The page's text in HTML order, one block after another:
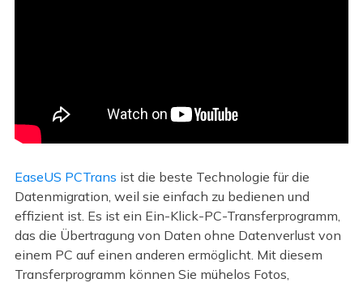
EaseUS PCTrans ist die beste Technologie für die
Datenmigration, weil sie einfach zu bedienen und
effizient ist. Es ist ein Ein-Klick-PC-Transferprogramm,
das die Übertragung von Daten ohne Datenverlust von
einem PC auf einen anderen ermöglicht. Mit diesem
Transferprogramm können Sie mühelos Fotos,